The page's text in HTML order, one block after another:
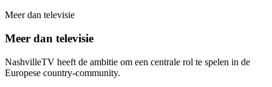
Meer dan televisie
Meer dan televisie
NashvilleTV heeft de ambitie om een centrale rol te spelen in de
Europese country-community.